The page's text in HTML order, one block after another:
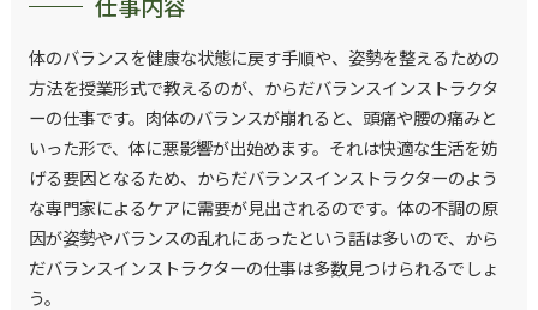
体のバランスを健康な状態に戻す手順や、姿勢を整えるための
方法を授業形式で教えるのが、からだバランスインストラクタ
ーの仕事です。肉体のバランスが崩れると、頭痛や腰の痛みと
いった形で、体に悪影響が出始めます。それは快適な生活を妨
げる要因となるため、からだバランスインストラクターのよう
な専門家によるケアに需要が見出されるのです。体の不調の原
因が姿勢やバランスの乱れにあったという話は多いので、から
だバランスインストラクターの仕事は多数見つけられるでしょ
う。